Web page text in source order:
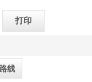
打印